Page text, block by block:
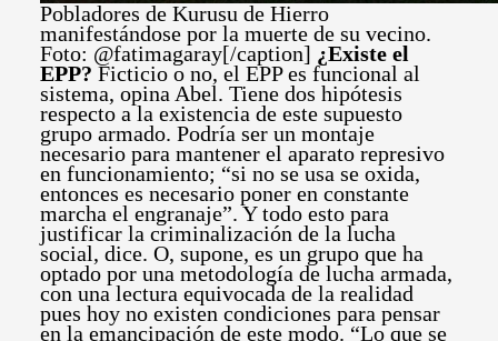
Pobladores de Kurusu de Hierro
manifestándose por la muerte de su vecino.
Foto: @fatimagaray[/caption] ¿Existe el
EPP? Ficticio o no, el EPP es funcional al
sistema, opina Abel. Tiene dos hipótesis
respecto a la existencia de este supuesto
grupo armado. Podría ser un montaje
necesario para mantener el aparato represivo
en funcionamiento; “si no se usa se oxida,
entonces es necesario poner en constante
marcha el engranaje”. Y todo esto para
justificar la criminalización de la lucha
social, dice. O, supone, es un grupo que ha
optado por una metodología de lucha armada,
con una lectura equivocada de la realidad
pues hoy no existen condiciones para pensar
en la emancipación de este modo. “Lo que se